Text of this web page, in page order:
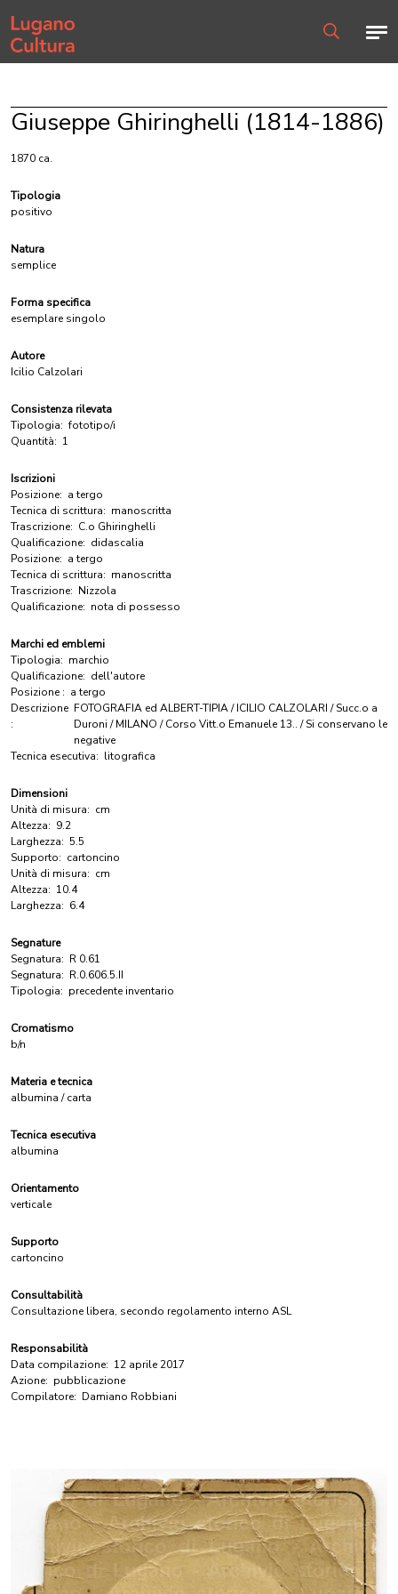
Home page
Giuseppe Ghiringhelli (1814-1886)
1870 ca.
Tipologia
positivo
Natura
semplice
Forma specifica
esemplare singolo
Autore
Icilio Calzolari
Consistenza rilevata
Tipologia: fototipo/i
Quantità: 1
Iscrizioni
Posizione: a tergo
Tecnica di scrittura: manoscritta
Trascrizione: C.o Ghiringhelli
Qualificazione: didascalia
Posizione: a tergo
Tecnica di scrittura: manoscritta
Trascrizione: Nizzola
Qualificazione: nota di possesso
Marchi ed emblemi
Tipologia: marchio
Qualificazione: dell'autore
Posizione : a tergo
Descrizione
:
FOTOGRAFIA ed ALBERT-TIPIA / ICILIO CALZOLARI / Succ.o a
Duroni / MILANO / Corso Vitt.o Emanuele 13.. / Si conservano le
negative
Tecnica esecutiva: litografica
Dimensioni
Unità di misura: cm
Altezza: 9.2
Larghezza: 5.5
Supporto: cartoncino
Unità di misura: cm
Altezza: 10.4
Larghezza: 6.4
Segnature
Segnatura: R 0.61
Segnatura: R.0.606.5.II
Tipologia: precedente inventario
Cromatismo
b/n
Materia e tecnica
albumina / carta
Tecnica esecutiva
albumina
Orientamento
verticale
Supporto
cartoncino
Consultabilità
Consultazione libera, secondo regolamento interno ASL
Responsabilità
Data compilazione: 12 aprile 2017
Azione: pubblicazione
Compilatore: Damiano Robbiani